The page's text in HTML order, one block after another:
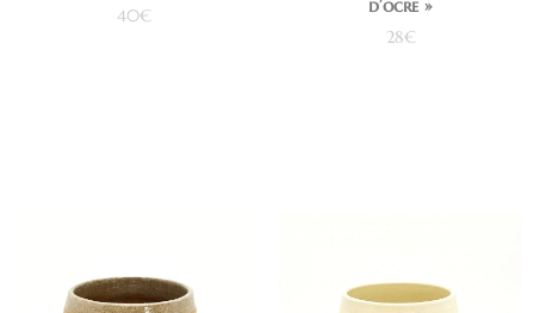
40€
d’ocre »
28€